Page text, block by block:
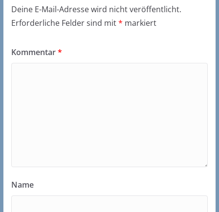
Deine E-Mail-Adresse wird nicht veröffentlicht.
Erforderliche Felder sind mit* markiert
Kommentar*
Name